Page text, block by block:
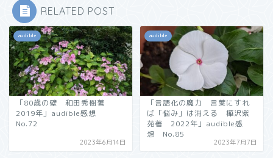
RELATED POST
audible
「80歳の壁 和田秀樹著
2019年」audible感想
No.72
2023年6月14日
audible
「言語化の魔力 言葉にすれ
ば「悩み」は消える 樺沢紫
苑著 2022年」audible感
想 No.85
2023年7月7日